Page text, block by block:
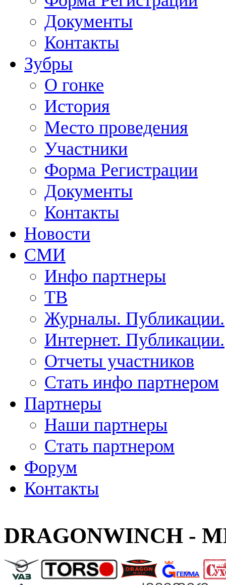
Документы
Контакты
Зубры
О гонке
История
Место проведения
Участники
Форма Регистрации
Документы
Контакты
Новости
СМИ
Инфо партнеры
ТВ
Журналы. Публикации.
Интернет. Публикации.
Отчеты участников
Стать инфо партнером
Партнеры
Наши партнеры
Стать партнером
Форум
Контакты
DRAGONWINCH -